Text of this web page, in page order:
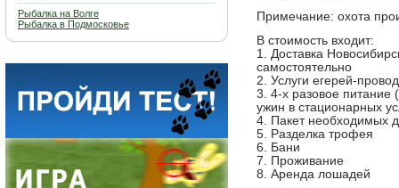
Рыбалка на Волге
Рыбалка в Подмосковье
Примечание: охота
В стоимость входит:
1. Доставка
самостоятельно
2. Услуги егерей-
3. 4-х разовое питание
ужин в стационарных
4. Пакет необходимых
5. Разделка трофея
6. Бани
7. Проживание
8. Аренда лошадей